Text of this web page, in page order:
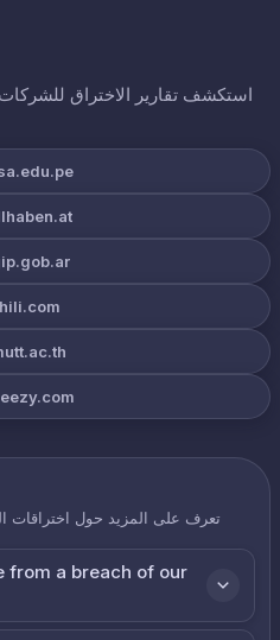
استكشف تقارير الاختراق للشركات
تعرف على المزيد حول اختراقات
from a breach of our